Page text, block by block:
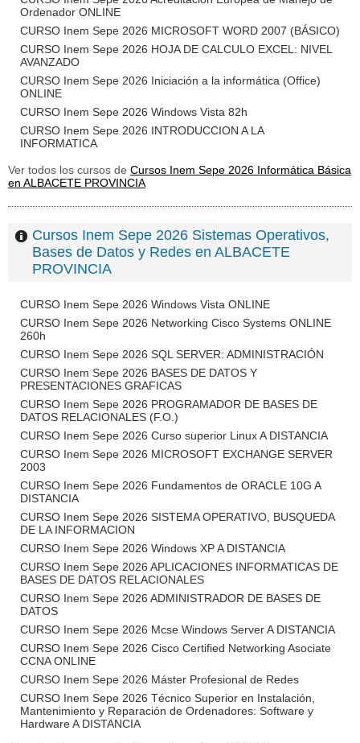
Ordenador ONLINE
CURSO Inem Sepe 2026 MICROSOFT WORD 2007 (BÁSICO)
CURSO Inem Sepe 2026 HOJA DE CALCULO EXCEL: NIVEL
AVANZADO
CURSO Inem Sepe 2026 Iniciación a la informática (Office)
ONLINE
CURSO Inem Sepe 2026 Windows Vista 82h
CURSO Inem Sepe 2026 INTRODUCCION A LA
INFORMATICA
Ver todos los cursos de Cursos Inem Sepe 2026 Informática Básica
en ALBACETE PROVINCIA
Cursos Inem Sepe 2026 Sistemas Operativos,
Bases de Datos y Redes en ALBACETE
PROVINCIA
CURSO Inem Sepe 2026 Windows Vista ONLINE
CURSO Inem Sepe 2026 Networking Cisco Systems ONLINE
260h
CURSO Inem Sepe 2026 SQL SERVER: ADMINISTRACIÓN
CURSO Inem Sepe 2026 BASES DE DATOS Y
PRESENTACIONES GRAFICAS
CURSO Inem Sepe 2026 PROGRAMADOR DE BASES DE
DATOS RELACIONALES (F.O.)
CURSO Inem Sepe 2026 Curso superior Linux A DISTANCIA
CURSO Inem Sepe 2026 MICROSOFT EXCHANGE SERVER
2003
CURSO Inem Sepe 2026 Fundamentos de ORACLE 10G A
DISTANCIA
CURSO Inem Sepe 2026 SISTEMA OPERATIVO, BUSQUEDA
DE LA INFORMACION
CURSO Inem Sepe 2026 Windows XP A DISTANCIA
CURSO Inem Sepe 2026 APLICACIONES INFORMATICAS DE
BASES DE DATOS RELACIONALES
CURSO Inem Sepe 2026 ADMINISTRADOR DE BASES DE
DATOS
CURSO Inem Sepe 2026 Mcse Windows Server A DISTANCIA
CURSO Inem Sepe 2026 Cisco Certified Networking Asociate
CCNA ONLINE
CURSO Inem Sepe 2026 Máster Profesional de Redes
CURSO Inem Sepe 2026 Técnico Superior en Instalación,
Mantenimiento y Reparación de Ordenadores: Software y
Hardware A DISTANCIA